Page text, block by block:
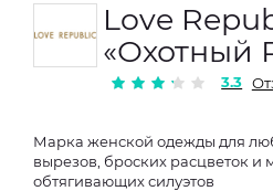
Love
«Охотный
3.3
Марка женской одежды для
вырезов, броских расцветок и
обтягивающих силуэтов